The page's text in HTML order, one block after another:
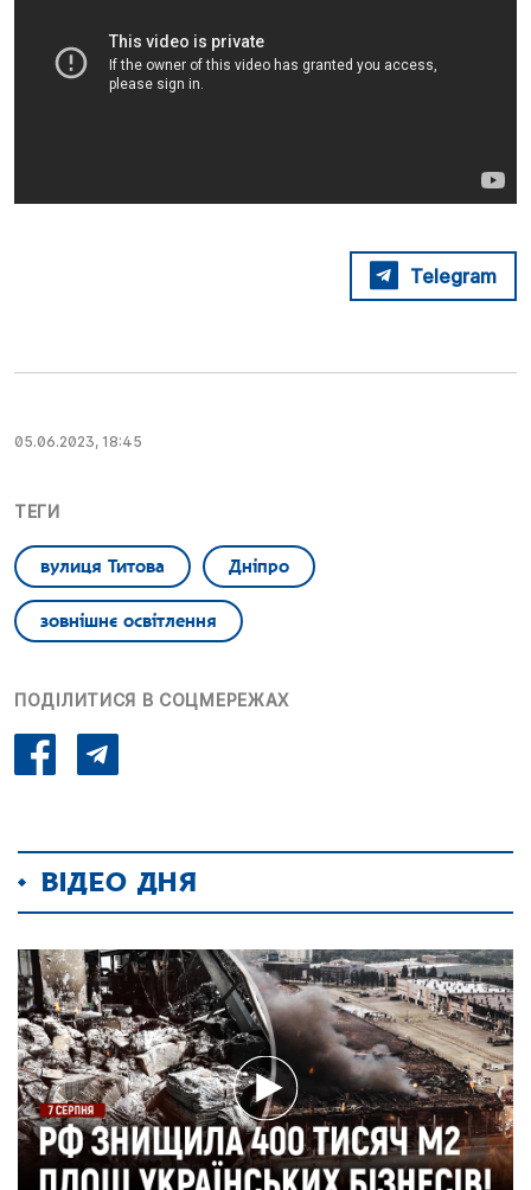
Telegram
05.06.2023, 18:45
ТЕГИ
вулиця Титова Дніпро
зовнішнє освітлення
ПОДІЛИТИСЯ В СОЦМЕРЕЖАХ
ВІДЕО ДНЯ